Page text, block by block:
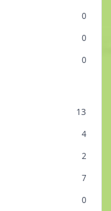
0
0
0
13
4
2
7
0